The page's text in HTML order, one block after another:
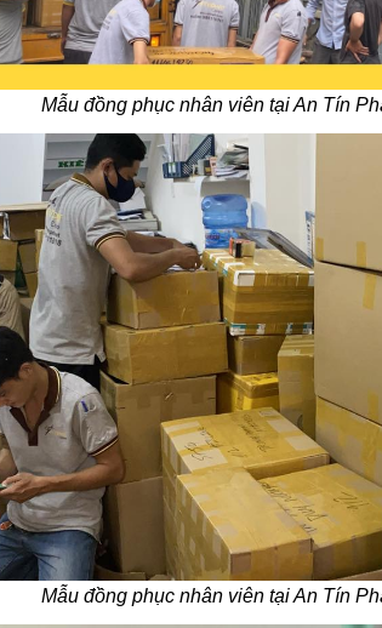
Mẫu đồng phục nhân viên tại An Tín
Mẫu đồng phục nhân viên tại An Tín